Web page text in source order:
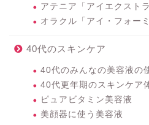
アテニア「アイエクスト
オラクル「アイ・フォー
40代のスキンケア
40代のみんなの美容液の
40代更年期のスキンケア
ピュアビタミン美容液
美顔器に使う美容液